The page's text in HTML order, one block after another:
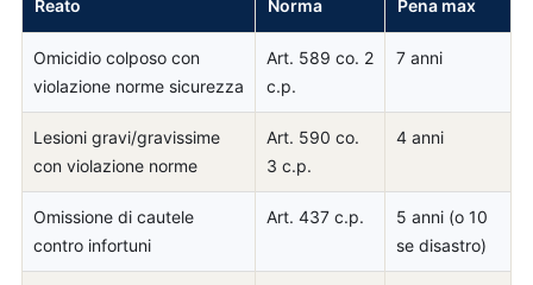
Reato Norma Pena max
Omicidio colposo con
violazione norme sicurezza
Art. 589 co. 2
c.p.
7 anni
Lesioni gravi/gravissime
con violazione norme
Art. 590 co.
3 c.p.
4 anni
Omissione di cautele
contro infortuni
Art. 437 c.p.
5 anni (o 10
se disastro)